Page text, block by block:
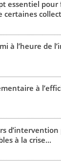
essentiel pour
certaines
à l’heure de
à
d’intervention
à la crise...